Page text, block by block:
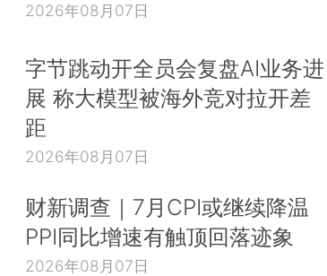
2026年08月07日
字节跳动开全员会复盘AI业务进
展 称大模型被海外竞对拉开差
距
2026年08月07日
财新调查｜7月CPI或继续降温
PPI同比增速有触顶回落迹象
2026年08月07日